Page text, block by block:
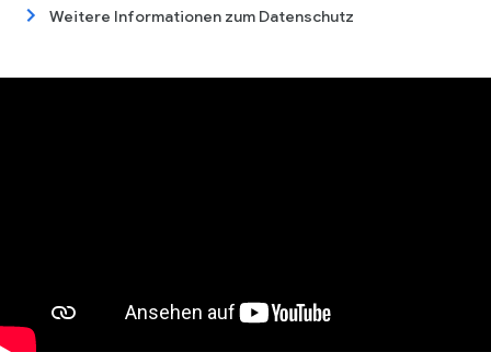
Weitere Informationen zum Datenschutz